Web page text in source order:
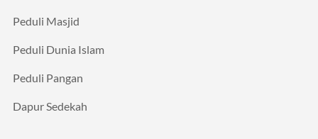
Peduli Masjid
Peduli Dunia Islam
Peduli Pangan
Dapur Sedekah